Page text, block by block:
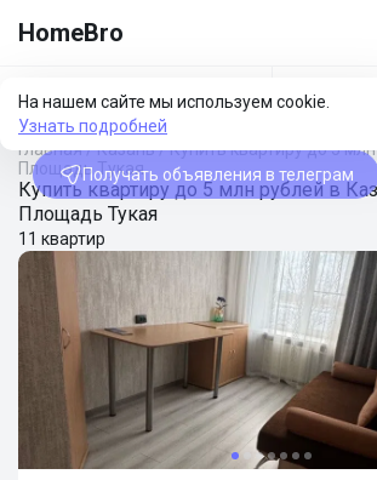
HomeBro
На нашем сайте мы используем cookie.
Узнать подробней
Получать объявления в телеграм
Фильтры
Главная/Казань/Купить квартиру до 5
Площадь Тукая
Купить квартиру до 5 млн рублей в
Площадь Тукая
11 квартир